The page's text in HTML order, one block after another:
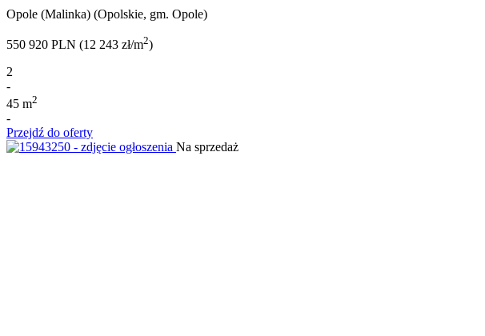
Opole (Malinka) (Opolskie, gm. Opole)
550 920 PLN (12 243 zł/m2)
2
-
45 m2
-
Przejdź do oferty
Na sprzedaż